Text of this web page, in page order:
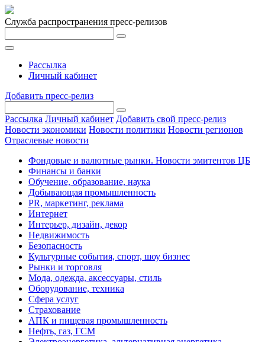
Служба распространения пресс-релизов
Рассылка
Личный кабинет
Добавить пресс-релиз
Рассылка Личный кабинет Добавить свой пресс-релиз
Новости экономики Новости политики Новости регионов
Отраслевые новости
Фондовые и валютные рынки. Новости эмитентов ЦБ
Финансы и банки
Обучение, образование, наука
Добывающая промышленность
PR, маркетинг, реклама
Интернет
Интерьер, дизайн, декор
Недвижимость
Безопасность
Культурные события, спорт, шоу бизнес
Рынки и торговля
Мода, одежда, аксессуары, стиль
Оборудование, техника
Сфера услуг
Страхование
АПК и пищевая промышленность
Нефть, газ, ГСМ